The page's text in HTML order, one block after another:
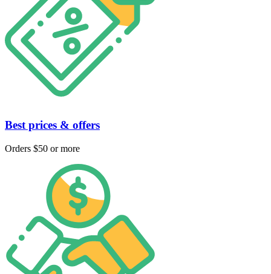
Best prices & offers
Orders $50 or more